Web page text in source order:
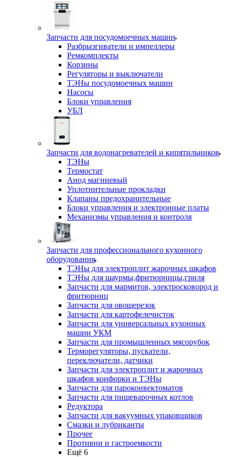
Запчасти для посудомоечных машин
Разбрызгиватели и импеллеры
Ремкомплекты
Корзины
Регуляторы и выключатели
ТЭНы посудомоечных машин
Насосы
Блоки управления
УБЛ
Запчасти для водонагревателей и кипятильников
ТЭНы
Термостат
Анод магниевый
Уплотнительные прокладки
Клапаны предохранительные
Блоки управления и электронные платы
Механизмы управления и контроля
Запчасти для профессионального кухонного
оборудования
ТЭНы для электроплит жарочных шкафов
ТЭНы для шаурмы,фритюрницы,гриля
Запчасти для мармитов, электросковород и
фритюрниц
Запчасти для овощерезок
Запчасти для картофелечисток
Запчасти для универсальных кухонных
машин УКМ
Запчасти для промышленных мясорубок
Терморегуляторы, пускатели,
переключатели, датчики
Запчасти для электроплит и жарочных
шкафов конфорки и ТЭНы
Запчасти для пароконвектоматов
Запчасти для пищеварочных котлов
Редуктора
Запчасти для вакуумных упаковщиков
Смазки и лубриканты
Прочее
Противни и гастроемкости
Ещё 6